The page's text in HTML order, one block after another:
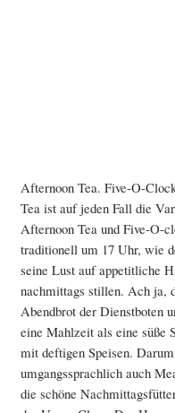
Afternoon Tea. Five-O-
Tea ist auf jeden Fall die
Afternoon Tea und Five-O-
traditionell um 17 Uhr, wie
seine Lust auf appetitliche
nachmittags stillen. Ach ja,
Abendbrot der Dienstboten
eine Mahlzeit als eine süße
mit deftigen Speisen.
umgangssprachlich auch
die schöne